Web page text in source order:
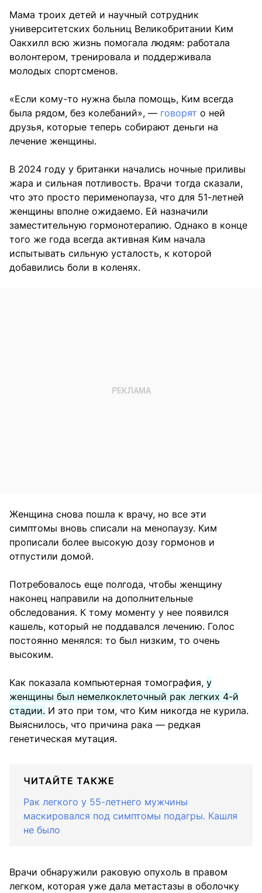
Мама троих детей и научный сотрудник
университетских больниц Великобритании Ким
Оакхилл всю жизнь помогала людям: работала
волонтером, тренировала и поддерживала
молодых спортсменов.
«Если кому-то нужна была помощь, Ким всегда
была рядом, без колебаний», — говорят о ней
друзья, которые теперь собирают деньги на
лечение женщины.
В 2024 году у британки начались ночные приливы
жара и сильная потливость. Врачи тогда сказали,
что это просто перименопауза, что для 51-летней
женщины вполне ожидаемо. Ей назначили
заместительную гормонотерапию. Однако в конце
того же года всегда активная Ким начала
испытывать сильную усталость, к которой
добавились боли в коленях.
Женщина снова пошла к врачу, но все эти
симптомы вновь списали на менопаузу. Ким
прописали более высокую дозу гормонов и
отпустили домой.
Потребовалось еще полгода, чтобы женщину
наконец направили на дополнительные
обследования. К тому моменту у нее появился
кашель, который не поддавался лечению. Голос
постоянно менялся: то был низким, то очень
высоким.
Как показала компьютерная томография, у
женщины был немелкоклеточный рак легких 4-й
стадии. И это при том, что Ким никогда не курила.
Выяснилось, что причина рака — редкая
генетическая мутация.
ЧИТАЙТЕ ТАКЖЕ
Рак легкого у 55-летнего мужчины
маскировался под симптомы подагры. Кашля
не было
Врачи обнаружили раковую опухоль в правом
легком, которая уже дала метастазы в оболочку